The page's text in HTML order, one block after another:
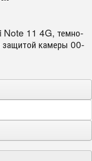
Note 11 4G, темно-
защитой камеры 00-